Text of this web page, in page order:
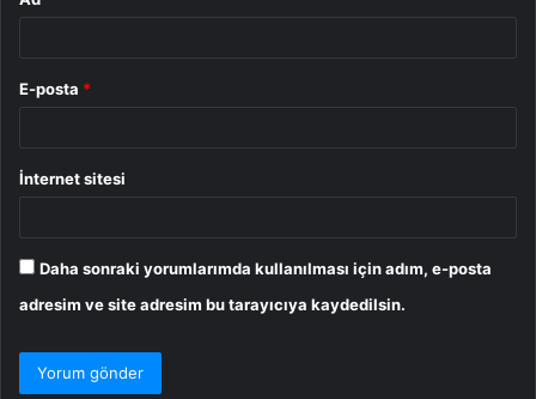
E-posta *
İnternet sitesi
Daha sonraki yorumlarımda kullanılması için adım, e-posta
adresim ve site adresim bu tarayıcıya kaydedilsin.